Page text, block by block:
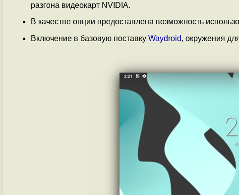
разгона видеокарт NVIDIA.
В качестве опции предоставлена возможность
Включение в базовую поставку Waydroid, окружения